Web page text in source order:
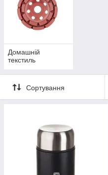
Домашній
текстиль
Сортування